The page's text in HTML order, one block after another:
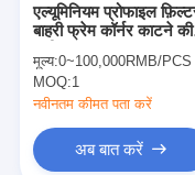
एल्यूमिनियम प्रोफाइल
बाहरी फ्रेम कॉर्नर काटने की
मूल्य:0~100,000RMB/PCS
MOQ:1
नवीनतम कीमत पता करें
अब बात करें